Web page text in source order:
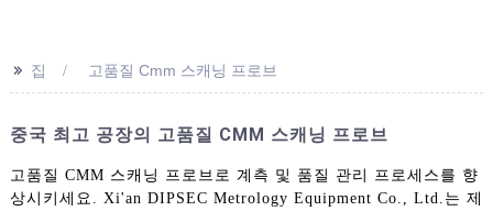
>> 집 고품질 Cmm 스캐닝 프로브
중국 최고 공장의 고품질 CMM 스캐닝 프로브
고품질 CMM 스캐닝 프로브로 계측 및 품질 관리 프로세스를 향
상시키세요. Xi'an DIPSEC Metrology Equipment Co., Ltd.는 제